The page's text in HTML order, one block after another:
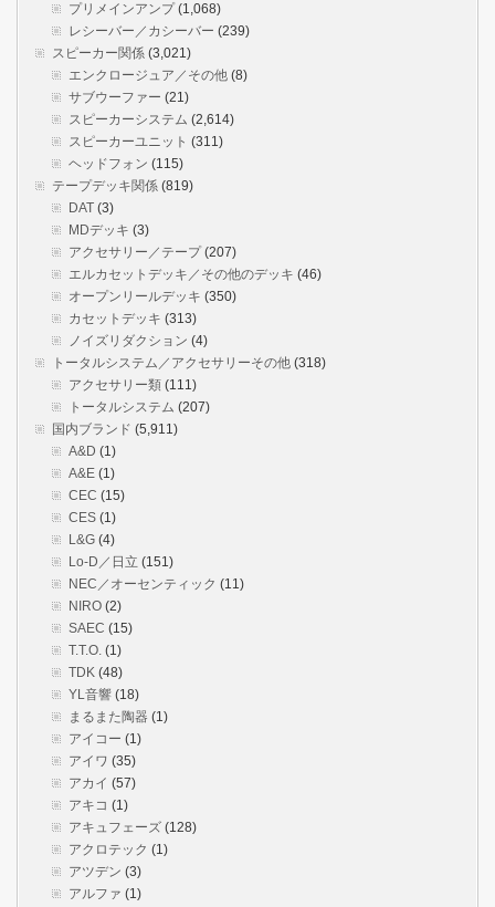
プリメインアンプ(1,068)
レシーバー／カシーバー (239)
スピーカー関係 (3,021)
エンクロージュア／その他 (8)
サブウーファー (21)
スピーカーシステム (2,614)
スピーカーユニット (311)
ヘッドフォン (115)
テープデッキ関係 (819)
DAT (3)
MDデッキ (3)
アクセサリー／テープ(207)
エルカセットデッキ／その他のデッキ (46)
オープンリールデッキ (350)
カセットデッキ (313)
ノイズリダクション (4)
トータルシステム／アクセサリーその他 (318)
アクセサリー類 (111)
トータルシステム (207)
国内ブランド (5,911)
A&D (1)
A&E (1)
CEC (15)
CES (1)
L&G (4)
Lo-D／日立 (151)
NEC／オーセンティック (11)
NIRO (2)
SAEC (15)
T.T.O. (1)
TDK (48)
YL音響 (18)
まるまた陶器 (1)
アイコー (1)
アイワ (35)
アカイ (57)
アキコ (1)
アキュフェーズ (128)
アクロテック (1)
アツデン (3)
アルファ (1)